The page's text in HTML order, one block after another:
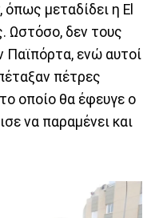
μεταδίδει η El
Ωστόσο, δεν τους
Παϊπόρτα, ενώ αυτοί
πέτρες
οποίο θα έφευγε ο
να παραμένει και